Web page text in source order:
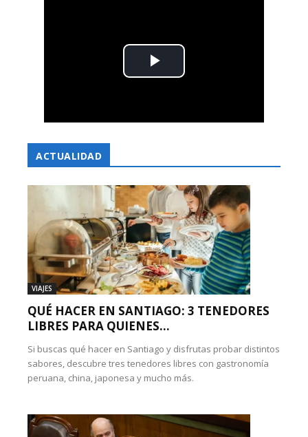
ACTUALIDAD
VIAJES
QUÉ HACER EN SANTIAGO: 3 TENEDORES
LIBRES PARA QUIENES...
Si buscas qué hacer en Santiago y disfrutas probar distintos
sabores, descubre tres tenedores libres con gastronomía
peruana, china, japonesa y mucho más.